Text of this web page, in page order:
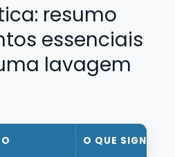
resumo
essenciais
lavagem
O QUE